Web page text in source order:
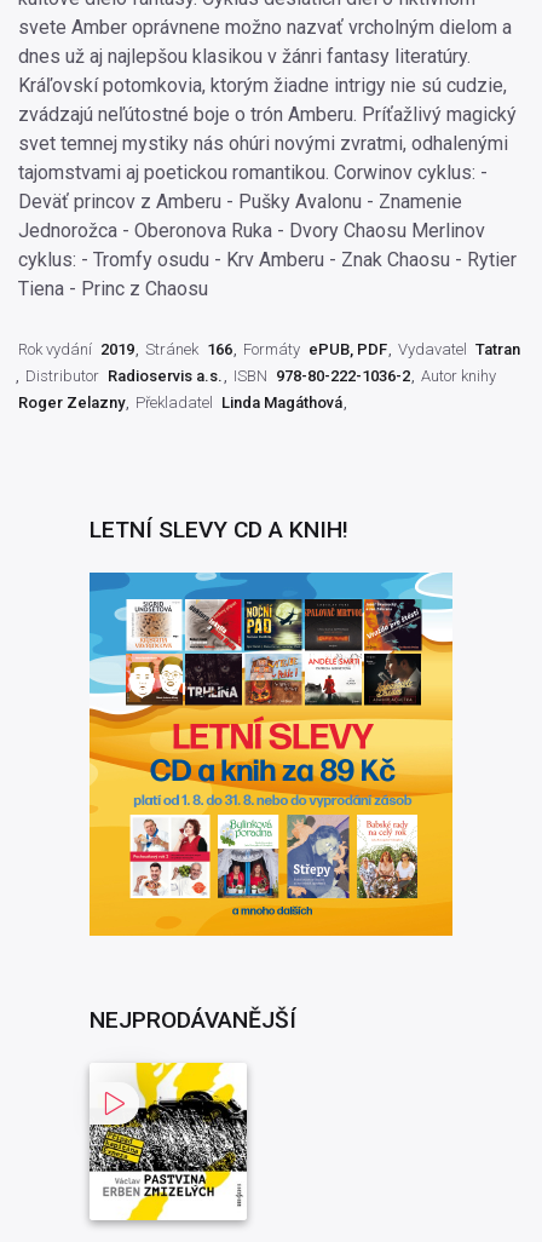
svete Amber oprávnene možno nazvať vrcholným dielom a
dnes už aj najlepšou klasikou v žánri fantasy literatúry.
Kráľovskí potomkovia, ktorým žiadne intrigy nie sú cudzie,
zvádzajú neľútostné boje o trón Amberu. Príťažlivý magický
svet temnej mystiky nás ohúri novými zvratmi, odhalenými
tajomstvami aj poetickou romantikou. Corwinov cyklus: -
Deväť princov z Amberu - Pušky Avalonu - Znamenie
Jednorožca - Oberonova Ruka - Dvory Chaosu Merlinov
cyklus: - Tromfy osudu - Krv Amberu - Znak Chaosu - Rytier
Tiena - Princ z Chaosu
Rok vydání 2019 Stránek 166 Formáty ePUB, PDF Vydavatel
Tatran
Distributor Radioservis a.s. ISBN 978-80-222-1036-2 Autor knihy
Roger Zelazny
Překladatel Linda Magáthová
LETNÍ SLEVY CD A KNIH!
NEJPRODÁVANĚJŠÍ